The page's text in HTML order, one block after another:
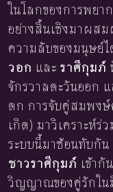
ในโลกของการพย
อย่างสิ้นเชิงมาผส
ความลับของมนุษย์
วอก และ ราศีกุมภ์
จักรวาลตะวันออก
ตก การจับคู่สมพงษ์
เกิด) มาวิเคราะห์
ระบบนี้มาซ้อนทับกัน
ชาวราศีกุมภ์ เข้ากั
วิญญาณของคู่รักใน